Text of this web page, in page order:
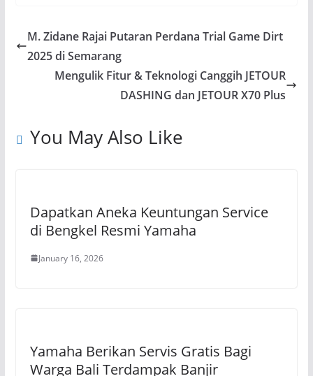
M. Zidane Rajai Putaran Perdana Trial Game Dirt
2025 di Semarang
Mengulik Fitur & Teknologi Canggih JETOUR
DASHING dan JETOUR X70 Plus
You May Also Like
Dapatkan Aneka Keuntungan Service
di Bengkel Resmi Yamaha
January 16, 2026
Yamaha Berikan Servis Gratis Bagi
Warga Bali Terdampak Banjir